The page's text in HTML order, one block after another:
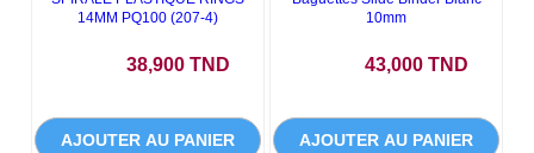
14MM PQ100 (207-4)
38,900 TND
AJOUTER AU PANIER
10mm
43,000 TND
AJOUTER AU PANIER